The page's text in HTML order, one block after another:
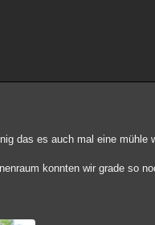
das es auch mal eine mühle
konnten wir grade so